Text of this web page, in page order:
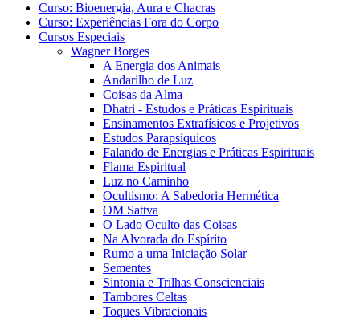
Curso: Bioenergia, Aura e Chacras
Curso: Experiências Fora do Corpo
Cursos Especiais
Wagner Borges
A Energia dos Animais
Andarilho de Luz
Coisas da Alma
Dhatri - Estudos e Práticas Espirituais
Ensinamentos Extrafísicos e Projetivos
Estudos Parapsíquicos
Falando de Energias e Práticas Espirituais
Flama Espiritual
Luz no Caminho
Ocultismo: A Sabedoria Hermética
OM Sattva
O Lado Oculto das Coisas
Na Alvorada do Espírito
Rumo a uma Iniciação Solar
Sementes
Sintonia e Trilhas Conscienciais
Tambores Celtas
Toques Vibracionais